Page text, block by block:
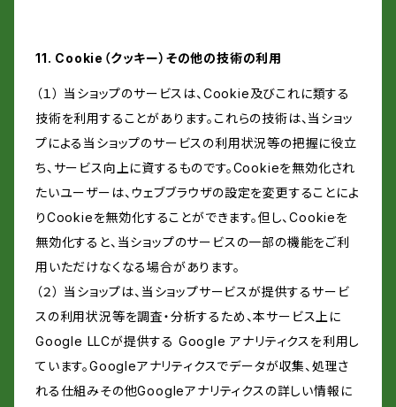
11. Cookie（クッキー）その他の技術の利用
（１） 当ショップのサービスは、Cookie及びこれに類する
技術を利用することがあります。これらの技術は、当ショッ
プによる当ショップのサービスの利用状況等の把握に役立
ち、サービス向上に資するものです。Cookieを無効化され
たいユーザーは、ウェブブラウザの設定を変更することによ
りCookieを無効化することができます。但し、Cookieを
無効化すると、当ショップのサービスの一部の機能をご利
用いただけなくなる場合があります。
（２） 当ショップは、当ショップサービスが提供するサービ
スの利用状況等を調査・分析するため、本サービス上に
Google LLCが提供する Google アナリティクスを利用し
ています。Googleアナリティクスでデータが収集、処理さ
れる仕組みその他Googleアナリティクスの詳しい情報に